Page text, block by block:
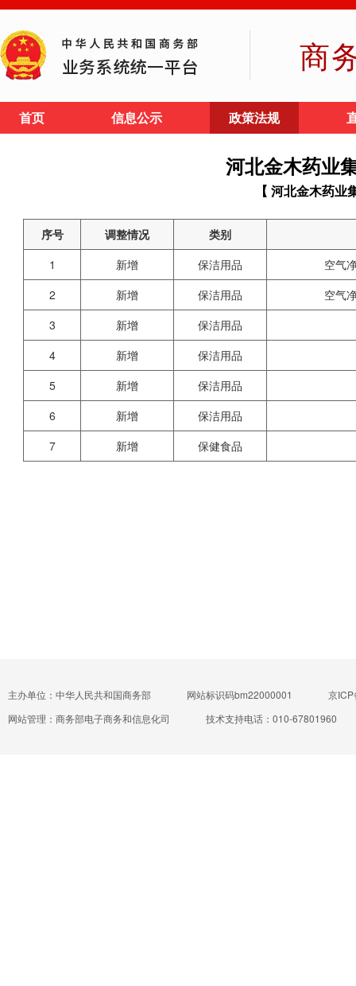
商
首页 信息公示 政策法规
河北金木药业
【 河北金木药
序号 调整情况
类别
1
新增 保洁用品
空气
2
新增 保洁用品
空气
3
新增
保洁用品
4
新增
保洁用品
5
新增
保洁用品
6
新增
保洁用品
7
新增 保健食品
主办单位：中华人民共和国商务部 网站标识码bm22000001
京
网站管理：商务部电子商务和信息化司
技术支持电话：010-67801960